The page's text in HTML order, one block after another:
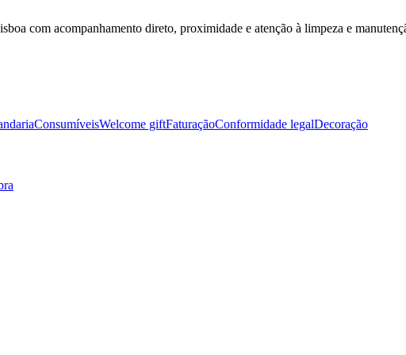
com acompanhamento direto, proximidade e atenção à limpeza e
ConsumíveisWelcome giftFaturaçãoConformidade legalDecoração